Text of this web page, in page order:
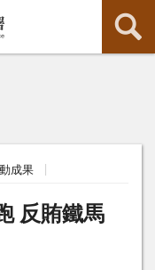
成果
反賄鐵馬